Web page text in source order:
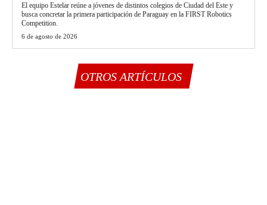
El equipo Estelar reúne a jóvenes de distintos colegios de Ciudad del Este y
busca concretar la primera participación de Paraguay en la FIRST Robotics
Competition.
6 de agosto de 2026
OTROS ARTÍCULOS